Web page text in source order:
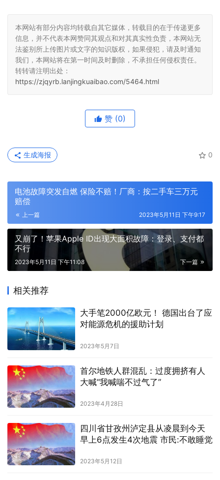
本网站有部分内容均转载自其它媒体，转载目的在于传递更多
信息，并不代表本网赞同其观点和对其真实性负责，本网站无
法鉴别所上传图片或文字的知识版权，如果侵犯，请及时通知
我们，本网站将在第一时间及时删除，不承担任何侵权责任。
转转请注明出处：
https://zjqyrb.lanjingkuaibao.com/5464.html
赞 (0)
0
生成海报
电池故障突发自燃 保险不赔！厂商：按二手车三万元
赔偿
上一篇 2023年5月11日 下午9:17
又崩了！苹果Apple ID出现大面积故障：登录、支付都
不行
下一篇
2023年5月11日 下午11:08
相关推荐
大手笔2000亿欧元！ 德国出台了应
对能源危机的援助计划
2023年5月7日
首尔地铁人群混乱：过度拥挤有人
大喊“我喊喘不过气了”
2023年4月28日
四川省甘孜州泸定县从凌晨到今天
早上6点发生4次地震 市民:不敢睡觉
2023年5月12日